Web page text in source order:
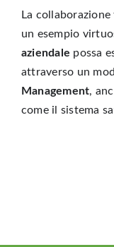
La
un esempio
aziendale possa
attraverso un
Management,
come il sistema